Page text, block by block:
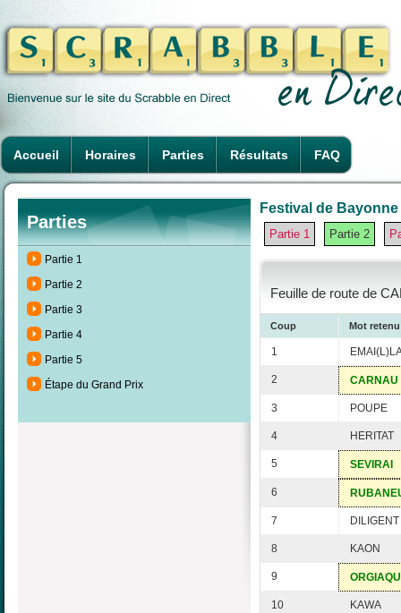
Accueil Horaires Parties Résultats FAQ
Parties
Partie 1
Partie 2
Partie 3
Partie 4
Partie 5
Étape du Grand Prix
Festival de
Partie 1 Partie 2
Feuille de route de
Coup Mot retenu
1
2 CARNAU
3 POUPE
4 HERITAT
5 SEVIRAI
6
7 DILIGENT
8 KAON
9
10 KAWA